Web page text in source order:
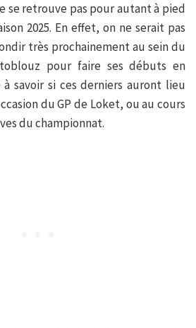
se retrouve pas pour autant à pied
2025. En effet, on ne serait pas
très prochainement au sein du
pour faire ses débuts en
à savoir si ces derniers auront lieu
du GP de Loket, ou au cours
du championnat.